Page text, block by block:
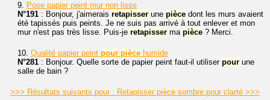
9. Pose papier peint mur non lisse
N°191 : Bonjour, j'aimerais retapisser une pièce dont les murs avaient
été tapissés puis peints. Je ne suis pas arrivé à tout enlever et mon
mur n'est pas très lisse. Puis-je retapisser ma pièce ? Merci.
10. Qualité papier peint pour pièce humide
N°281 : Bonjour. Quelle sorte de papier peint faut-il utiliser pour une
salle de bain ?
>>> Résultats suivants pour : Retapisser pièce sombre pour clarté >>>